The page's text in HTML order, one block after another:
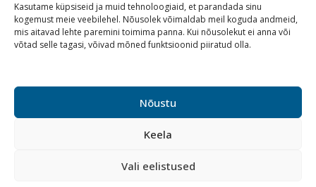
Kasutame küpsiseid ja muid tehnoloogiaid, et parandada sinu
kogemust meie veebilehel. Nõusolek võimaldab meil koguda andmeid,
mis aitavad lehte paremini toimima panna. Kui nõusolekut ei anna või
võtad selle tagasi, võivad mõned funktsioonid piiratud olla.
Nõustu
Keela
Vali eelistused